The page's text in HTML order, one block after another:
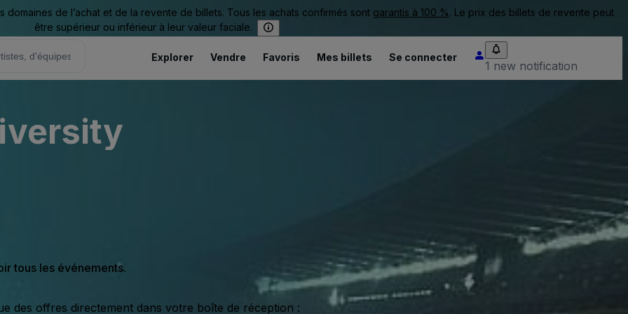
de l’achat et de la revente de billets. Tous les achats confirmés sont garantis à 100 %. Le prix des billets de revente peut
être supérieur ou inférieur à leur valeur faciale.
Explorer Vendre Favoris Mes billets Se connecter
1 new notification
tous les événements.
des offres directement dans votre boîte de réception :